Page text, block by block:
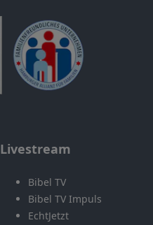
Livestream
Bibel TV
Bibel TV Impuls
EchtJetzt